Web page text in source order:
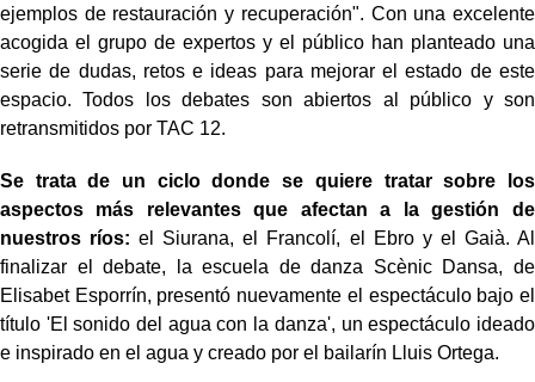
ejemplos de restauración y recuperación". Con una excelente
acogida el grupo de expertos y el público han planteado una
serie de dudas, retos e ideas para mejorar el estado de este
espacio. Todos los debates son abiertos al público y son
retransmitidos por TAC 12.
Se trata de un ciclo donde se quiere tratar sobre los
aspectos más relevantes que afectan a la gestión de
nuestros ríos: el Siurana, el Francolí, el Ebro y el Gaià. Al
finalizar el debate, la escuela de danza Scènic Dansa, de
Elisabet Esporrín, presentó nuevamente el espectáculo bajo el
título 'El sonido del agua con la danza', un espectáculo ideado
e inspirado en el agua y creado por el bailarín Lluis Ortega.